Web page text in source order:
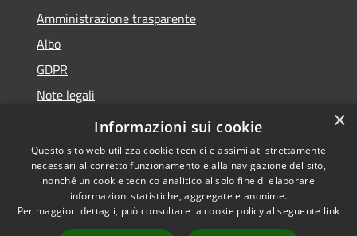
Amministrazione trasparente
Albo
GDPR
Note legali
Dichiarazione di accessibilità
Accessibilità
Copyright © 2026 • Comune di
Cattolica • Powered by
×
Informazioni sui cookie
Questo sito web utilizza cookie tecnici e assimilati strettamente
necessari al corretto funzionamento e alla navigazione del sito,
nonché un cookie tecnico analitico al solo fine di elaborare
informazioni statistiche, aggregate e anonime.
Per maggiori dettagli, può consultare la cookie policy al seguente link